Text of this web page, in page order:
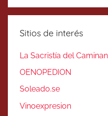
Sitios de interés
La Sacristía del
OENOPEDION
Soleado.se
Vinoexpresion